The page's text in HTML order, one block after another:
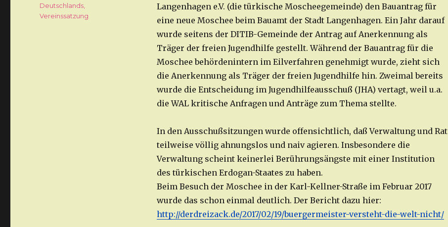
Langenhagen e.V. (die türkische Moscheegemeinde) den Bauantrag für
eine neue Moschee beim Bauamt der Stadt Langenhagen. Ein Jahr darauf
wurde seitens der DITIB-Gemeinde der Antrag auf Anerkennung als
Träger der freien Jugendhilfe gestellt. Während der Bauantrag für die
Moschee behördenintern im Eilverfahren genehmigt wurde, zieht sich
die Anerkennung als Träger der freien Jugendhilfe hin. Zweimal bereits
wurde die Entscheidung im Jugendhilfeausschuß (JHA) vertagt, weil u.a.
die WAL kritische Anfragen und Anträge zum Thema stellte.
In den Ausschußsitzungen wurde offensichtlich, daß Verwaltung und Rat
teilweise völlig ahnungslos und naiv agieren. Insbesondere die
Verwaltung scheint keinerlei Berührungsängste mit einer Institution
des türkischen Erdogan-Staates zu haben.
Beim Besuch der Moschee in der Karl-Kellner-Straße im Februar 2017
wurde das schon einmal deutlich. Der Bericht dazu hier:
http://derdreizack.de/2017/02/19/buergermeister-versteht-die-welt-nicht/
Deutschlands
Vereinssatzung